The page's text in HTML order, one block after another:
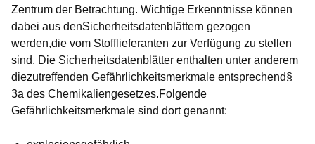
Zentrum der Betrachtung. Wichtige Erkenntnisse können
dabei aus denSicherheitsdatenblättern gezogen
werden,die vom Stofflieferanten zur Verfügung zu stellen
sind. Die Sicherheitsdatenblätter enthalten unter anderem
diezutreffenden Gefährlichkeitsmerkmale entsprechend§
3a des Chemikaliengesetzes.Folgende
Gefährlichkeitsmerkmale sind dort genannt: